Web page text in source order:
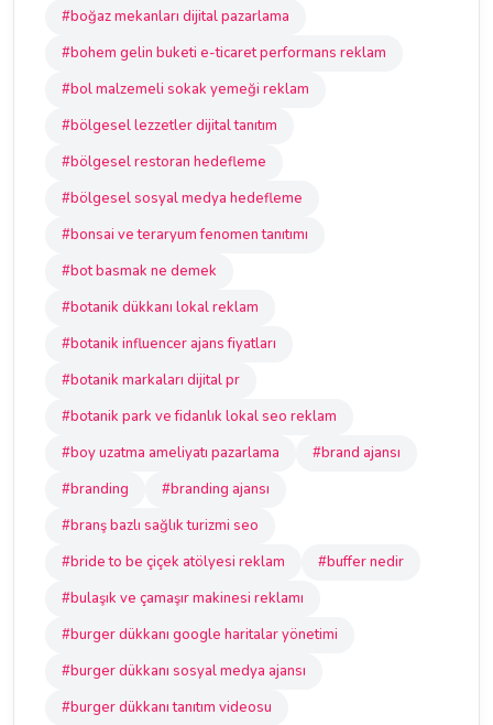
#boğaz mekanları dijital pazarlama
#bohem gelin buketi e-ticaret performans reklam
#bol malzemeli sokak yemeği reklam
#bölgesel lezzetler dijital tanıtım
#bölgesel restoran hedefleme
#bölgesel sosyal medya hedefleme
#bonsai ve teraryum fenomen tanıtımı
#bot basmak ne demek
#botanik dükkanı lokal reklam
#botanik influencer ajans fiyatları
#botanik markaları dijital pr
#botanik park ve fidanlık lokal seo reklam
#boy uzatma ameliyatı pazarlama
#brand ajansı
#branding
#branding ajansı
#branş bazlı sağlık turizmi seo
#bride to be çiçek atölyesi reklam
#buffer nedir
#bulaşık ve çamaşır makinesi reklamı
#burger dükkanı google haritalar yönetimi
#burger dükkanı sosyal medya ajansı
#burger dükkanı tanıtım videosu